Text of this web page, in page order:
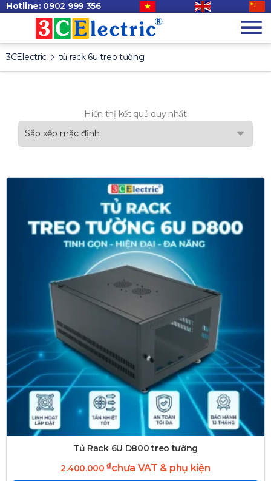
Hotline: 0902 999 356
3CElectric tủ rack 6u treo tường
Hiển thị kết quả duy nhất
Tủ Rack 6U D800 treo tường
2.400.000₫chưa VAT & phụ kiện